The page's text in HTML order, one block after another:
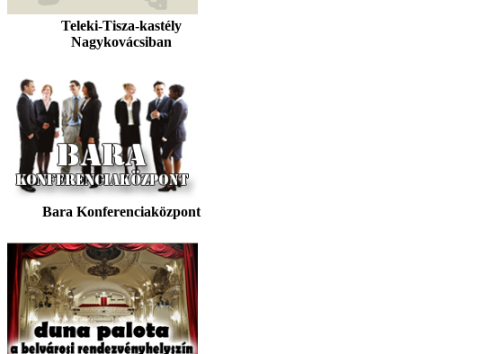
Teleki-Tisza-kastély
Nagykovácsiban
Bara Konferenciaközpont